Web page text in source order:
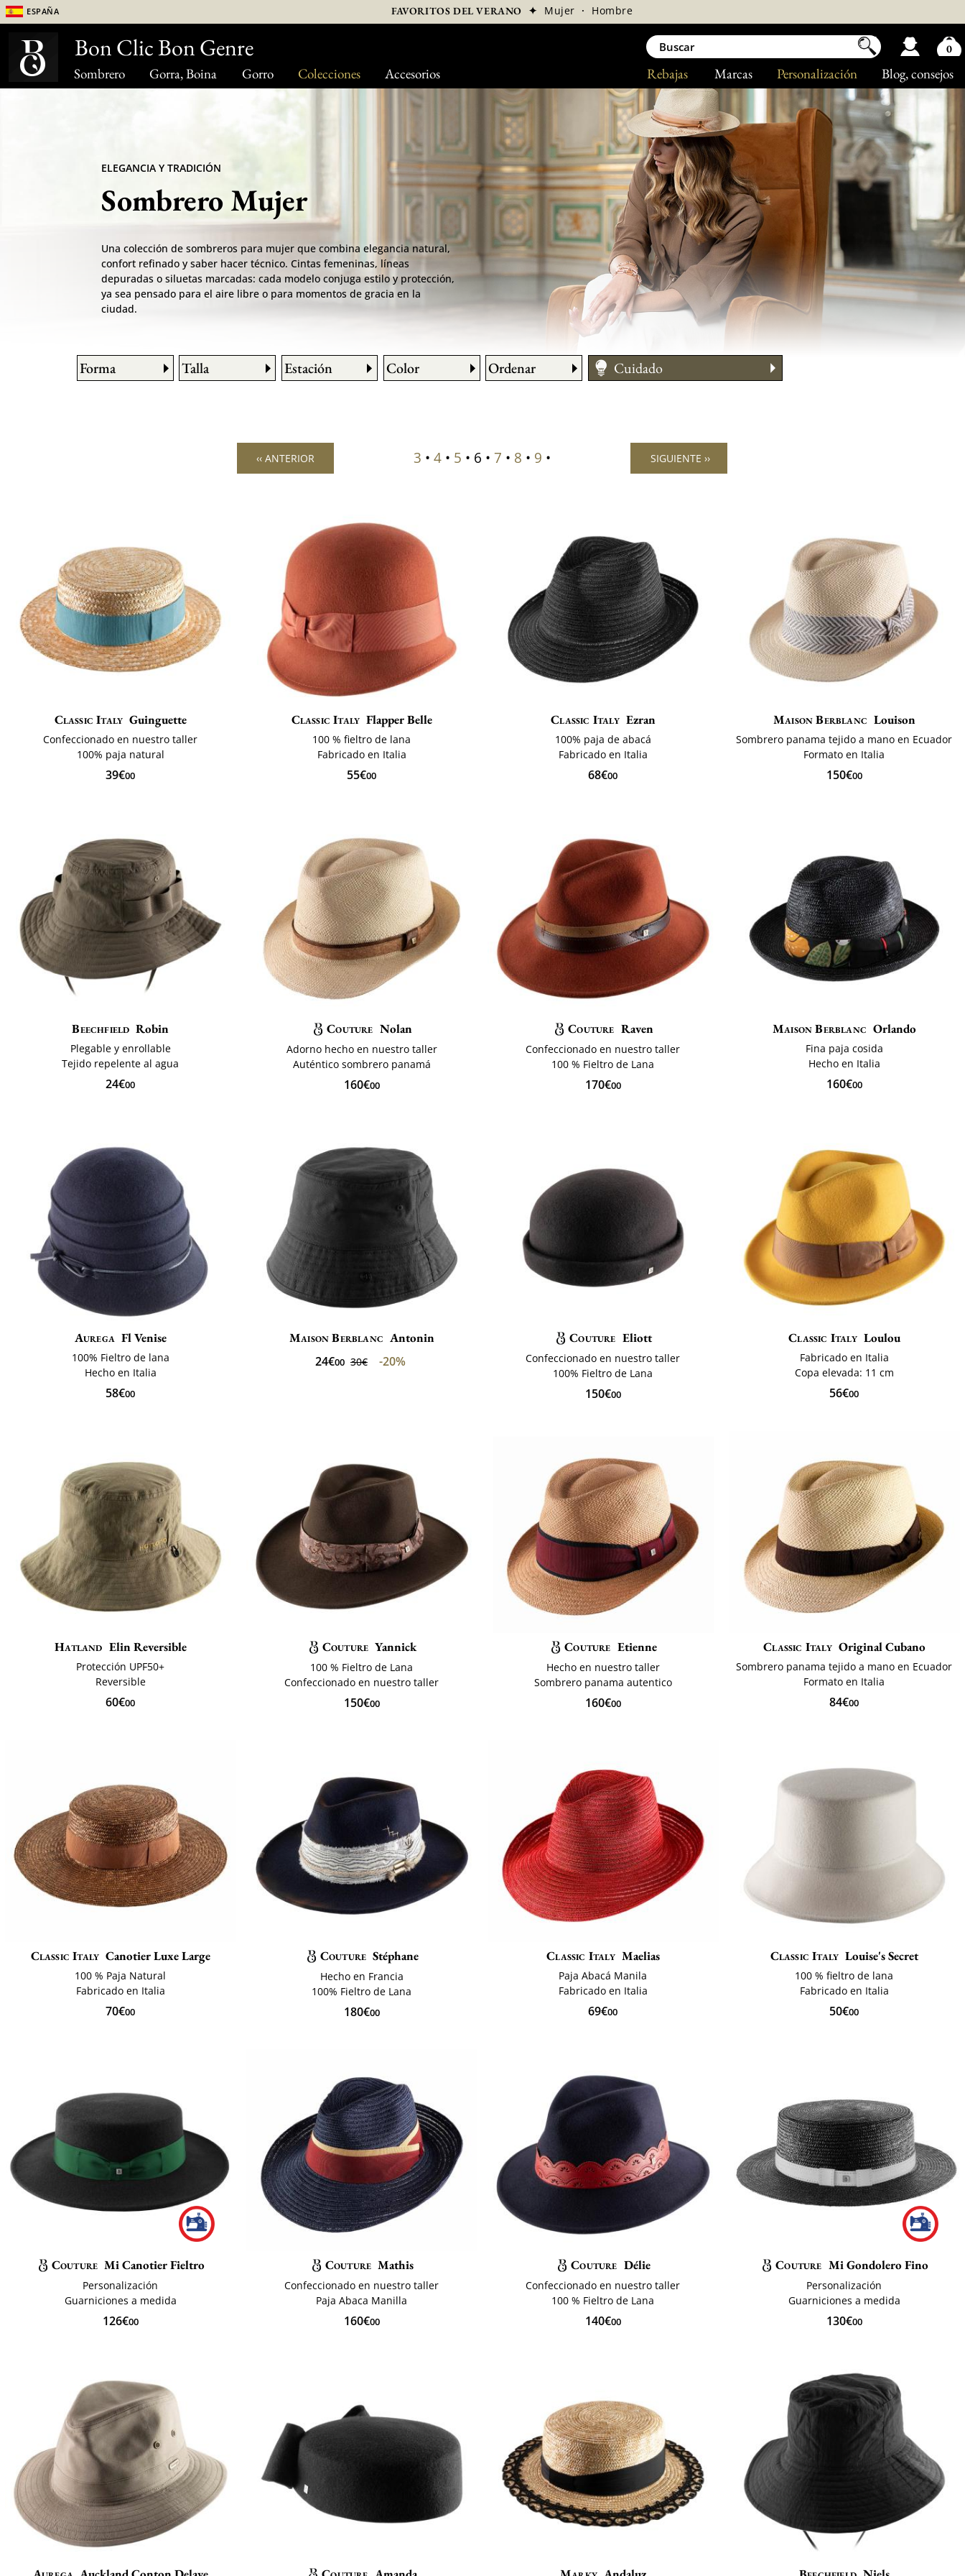
Sombrero Gorra, Boina Gorro Colecciones Accesorios Blog, consejos
Personalización
Marcas
Rebajas
España FAVORITOS DEL VERANO ✦ Mujer · Hombre
ELEGANCIA Y TRADICIÓN
Sombrero Mujer
Una colección de sombreros para mujer que combina elegancia natural,
confort refinado y saber hacer técnico. Cintas femeninas, líneas
depuradas o siluetas marcadas: cada modelo conjuga estilo y protección,
ya sea pensado para el aire libre o para momentos de gracia en la
ciudad.
Forma Talla Estación Color Ordenar
Cuidado
Cómo llevarlo
‹‹ ANTERIOR 3 • 4 • 5 • 6 • 7 • 8 • 9 • SIGUIENTE ››
Classic Italy Guinguette
Confeccionado en nuestro taller
100% paja natural
39€00
Classic Italy Flapper Belle
100 % fieltro de lana
Fabricado en Italia
55€00
Classic Italy Ezran
100% paja de abacá
Fabricado en Italia
68€00
Maison Berblanc Louison
Sombrero panama tejido a mano en Ecuador
Formato en Italia
150€00
Beechfield Robin
Plegable y enrollable
Tejido repelente al agua
24€00
Couture Nolan
Adorno hecho en nuestro taller
Auténtico sombrero panamá
160€00
Couture Raven
Confeccionado en nuestro taller
100 % Fieltro de Lana
170€00
Maison Berblanc Orlando
Fina paja cosida
Hecho en Italia
160€00
Aurega Fl Venise
100% Fieltro de lana
Hecho en Italia
58€00
Maison Berblanc Antonin
24€00 30€ -20%
Couture Eliott
Confeccionado en nuestro taller
100% Fieltro de Lana
150€00
Classic Italy Loulou
Fabricado en Italia
Copa elevada: 11 cm
56€00
Hatland Elin Reversible
Protección UPF50+
Reversible
60€00
Couture Yannick
100 % Fieltro de Lana
Confeccionado en nuestro taller
150€00
Couture Etienne
Hecho en nuestro taller
Sombrero panama autentico
160€00
Classic Italy Original Cubano
Sombrero panama tejido a mano en Ecuador
Formato en Italia
84€00
Classic Italy Canotier Luxe Large
100 % Paja Natural
Fabricado en Italia
70€00
Couture Stéphane
Hecho en Francia
100% Fieltro de Lana
180€00
Classic Italy Maelias
Paja Abacá Manila
Fabricado en Italia
69€00
Classic Italy Louise's Secret
100 % fieltro de lana
Fabricado en Italia
50€00
Couture Mi Canotier Fieltro
Personalización
Guarniciones a medida
126€00
Couture Mathis
Confeccionado en nuestro taller
Paja Abaca Manilla
160€00
Couture Délie
Confeccionado en nuestro taller
100 % Fieltro de Lana
140€00
Couture Mi Gondolero Fino
Personalización
Guarniciones a medida
130€00
Bon Clic Bon Genre 0